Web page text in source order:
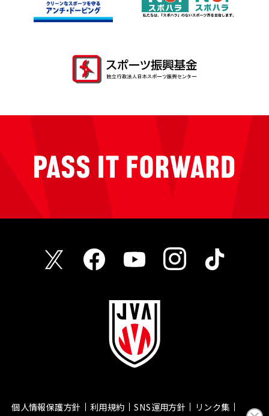
個人情報保護方針 利用規約 SNS運用方針
リンク集